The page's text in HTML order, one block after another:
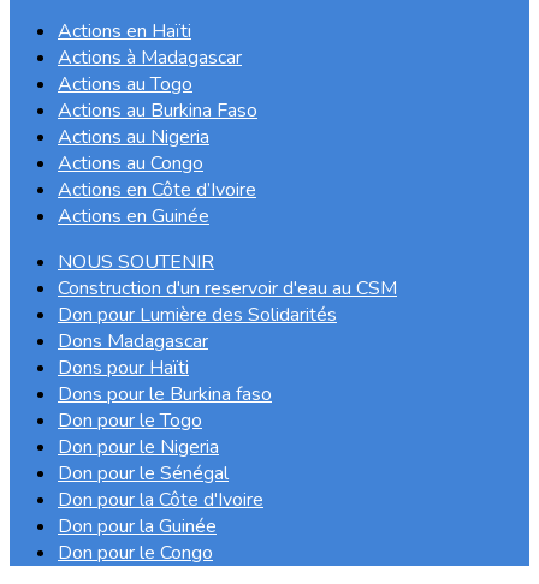
Actions en Haïti
Actions à Madagascar
Actions au Togo
Actions au Burkina Faso
Actions au Nigeria
Actions au Congo
Actions en Côte d’Ivoire
Actions en Guinée
NOUS SOUTENIR
Construction d'un reservoir d'eau au CSM
Don pour Lumière des Solidarités
Dons Madagascar
Dons pour Haïti
Dons pour le Burkina faso
Don pour le Togo
Don pour le Nigeria
Don pour le Sénégal
Don pour la Côte d'Ivoire
Don pour la Guinée
Don pour le Congo